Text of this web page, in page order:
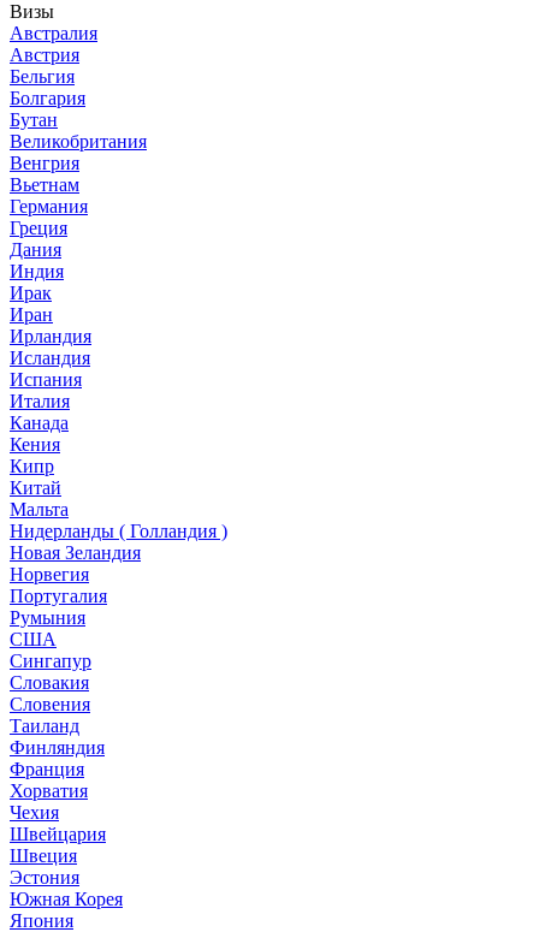
Визы
Австралия
Австрия
Бельгия
Болгария
Бутан
Великобритания
Венгрия
Вьетнам
Германия
Греция
Дания
Индия
Ирак
Иран
Ирландия
Исландия
Испания
Италия
Канада
Кения
Кипр
Китай
Мальта
Нидерланды ( Голландия )
Новая Зеландия
Норвегия
Португалия
Румыния
США
Сингапур
Словакия
Словения
Таиланд
Финляндия
Франция
Хорватия
Чехия
Швейцария
Швеция
Эстония
Южная Корея
Япония